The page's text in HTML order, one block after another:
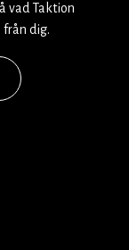
vad Taktion
från dig.